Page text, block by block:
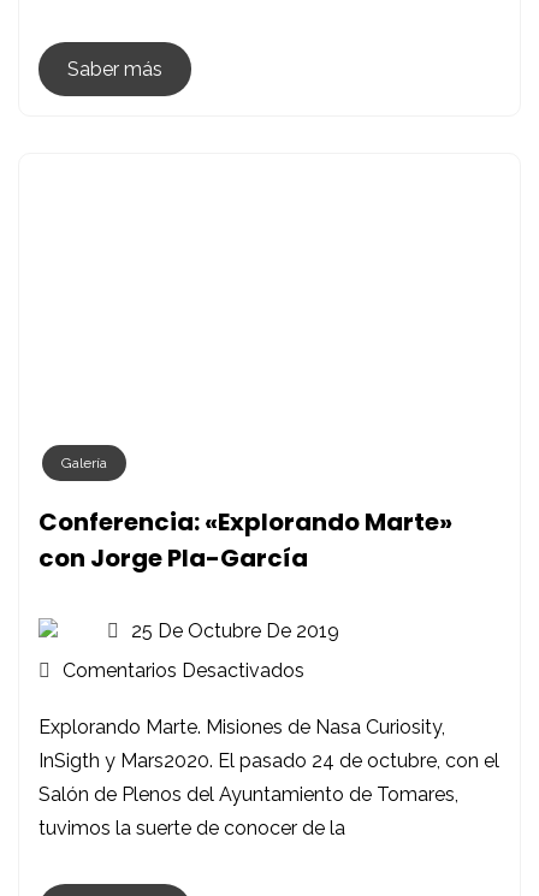
Saber más
Galería
Conferencia: «Explorando Marte»
con Jorge Pla-García
25 De Octubre De 2019
Comentarios Desactivados
«Explorando
Marte»
Con
Jorge
Explorando Marte. Misiones de Nasa Curiosity,
InSigth y Mars2020. El pasado 24 de octubre, con el
Salón de Plenos del Ayuntamiento de Tomares,
tuvimos la suerte de conocer de la